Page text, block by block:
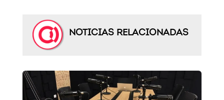
NOTICIAS RELACIONADAS